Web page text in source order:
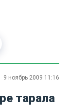
9 ноябрь 2009 11:16
тарала